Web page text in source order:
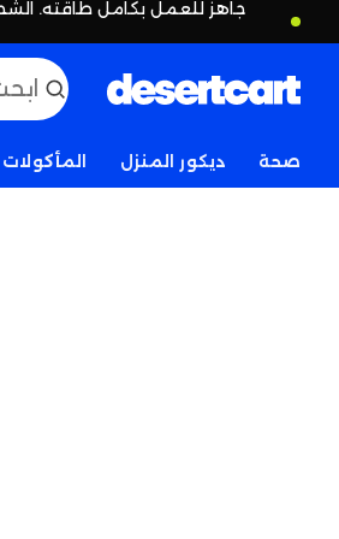
جاهز للعمل بكامل طاقته.
صحة ديكور المنزل